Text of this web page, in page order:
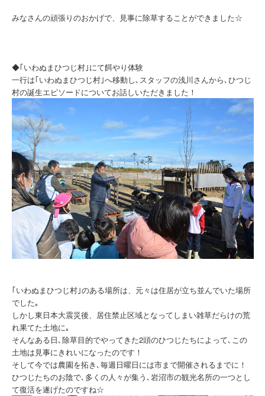
みなさんの頑張りのおかげで、見事に除草することができました☆
◆｢いわぬまひつじ村｣にて餌やり体験
一行は｢いわぬまひつじ村｣へ移動し､スタッフの浅川さんから､ひつじ
村の誕生エピソードについてお話しいただきました！
｢いわぬまひつじ村｣のある場所は、元々は住居が立ち並んでいた場所
でした｡
しかし東日本大震災後、居住禁止区域となってしまい雑草だらけの荒
れ果てた土地に｡
そんなある日､除草目的でやってきた2頭のひつじたちによって､この
土地は見事にきれいになったのです！
そして今では農園を拓き､毎週日曜日には市まで開催されるまでに！
ひつじたちのお陰で､多くの人々が集う､岩沼市の観光名所の一つとし
て復活を遂げたのですね☆